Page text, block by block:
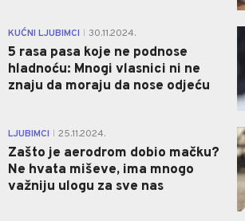
KUĆNI LJUBIMCI 30.11.2024.
5 rasa pasa koje ne podnose
hladnoću: Mnogi vlasnici ni ne
znaju da moraju da nose odjeću
LJUBIMCI 25.11.2024.
Zašto je aerodrom dobio mačku?
Ne hvata miševe, ima mnogo
važniju ulogu za sve nas